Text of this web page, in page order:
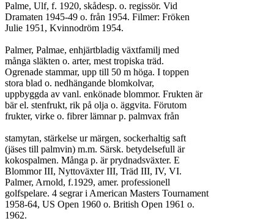
Palme, Ulf, f. 1920, skådesp. o. regissör. Vid
Dramaten 1945-49 o. från 1954. Filmer: Fröken
Julie 1951, Kvinnodröm 1954.
Palmer, Palmae, enhjärtbladig växtfamilj med
många släkten o. arter, mest tropiska träd.
Ogrenade stammar, upp till 50 m höga. I toppen
stora blad o. nedhängande blomkolvar,
uppbyggda av vanl. enkönade blommor. Frukten är
bär el. stenfrukt, rik på olja o. äggvita. Förutom
frukter, virke o. fibrer lämnar p. palmvax från
stamytan, stärkelse ur märgen, sockerhaltig saft
(jäses till palmvin) m.m. Särsk. betydelsefull är
kokospalmen. Många p. är prydnadsväxter. E
Blommor III, Nyttoväxter III, Träd III, IV, VI.
Palmer, Arnold, f.1929, amer. professionell
golfspelare. 4 segrar i American Masters Tournament
1958-64, US Open 1960 o. British Open 1961 o.
1962.